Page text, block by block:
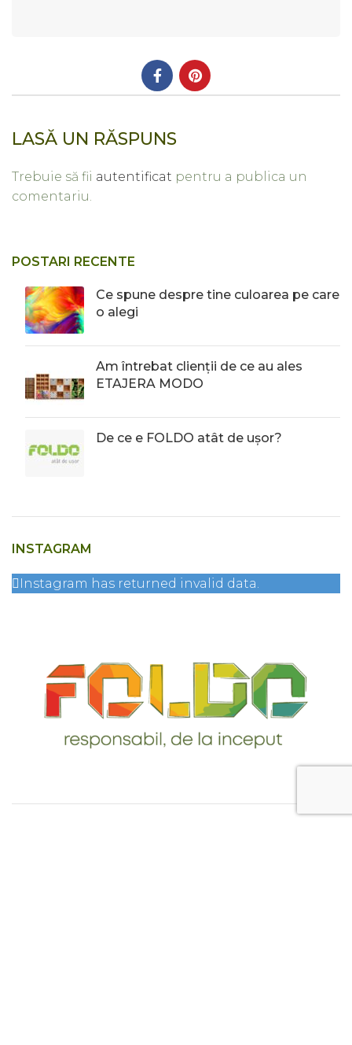
LASĂ UN RĂSPUNS
Trebuie să fii autentificat pentru a publica un
comentariu.
POSTARI RECENTE
Ce spune despre tine culoarea pe care
o alegi
Am întrebat clienții de ce au ales
ETAJERA MODO
De ce e FOLDO atât de ușor?
INSTAGRAM
Instagram has returned invalid data.